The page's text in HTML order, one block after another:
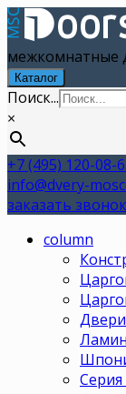
межкомнатные
Каталог
Поиск...
×
+7 (495) 120-08-
info@dvery-
заказать звонок
column